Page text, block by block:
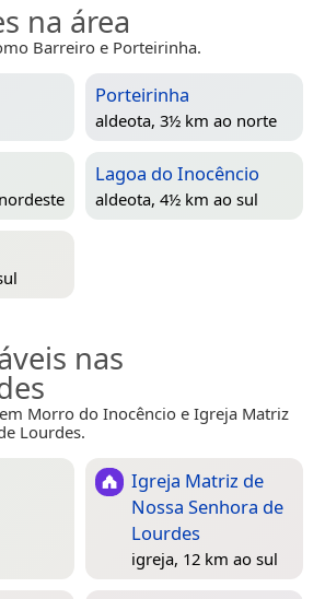
na área
Barreiro e Porteirinha.
Porteirinha
aldeota, 3½ km ao norte
Lagoa do Inocêncio
aldeota, 4½ km ao sul
nas
Morro do Inocêncio e Igreja Matriz
Lourdes.
Igreja Matriz de
Nossa Senhora de
Lourdes
igreja, 12 km ao sul